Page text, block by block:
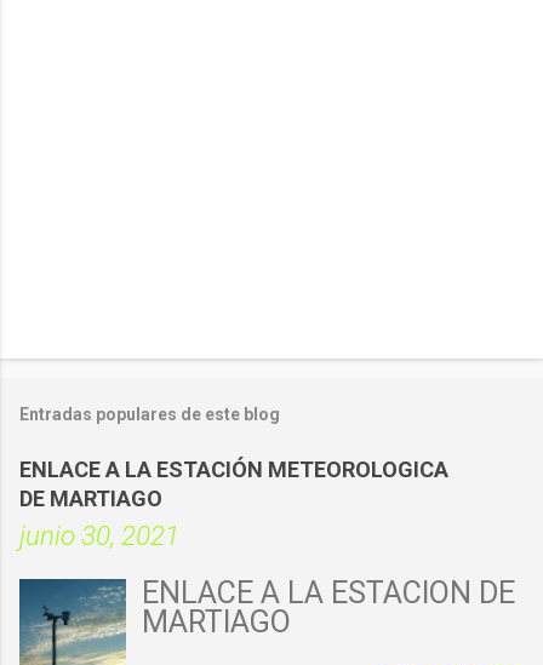
Entradas populares de este blog
ENLACE A LA ESTACIÓN METEOROLOGICA
DE MARTIAGO
junio 30, 2021
ENLACE A LA ESTACIÓN DE
MARTIAGO